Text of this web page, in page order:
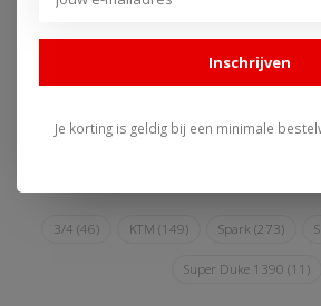
1290/1390 (2020-
2024)
De racecollector is volledig
van titanium, met TIG-
Geen
3/4 (46) KTM (149) Spark (273)
Super Duke 1390 (11)
Inschrijven
Je korting is geldig bij een minimale